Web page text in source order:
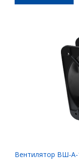
Вентилятор ВШ-А-